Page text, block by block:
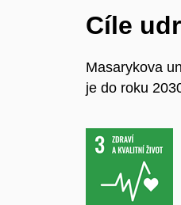
Cíle
Masarykova
je do roku